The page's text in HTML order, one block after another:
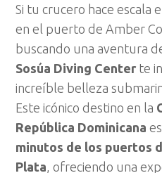
Si tu crucero hace escala
en el puerto de Amber
buscando una aventura
Sosúa Diving Center te
increíble belleza
Este icónico destino en la
República Dominicana
minutos de los puertos
Plata , ofreciendo una